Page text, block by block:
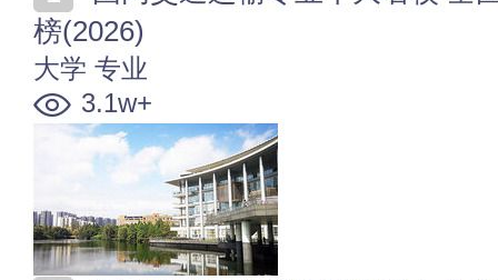
榜(2026)
大学 专业
3.1w+